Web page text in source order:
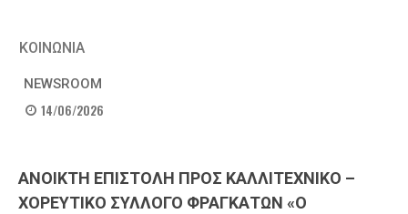
ΚΟΙΝΩΝΙΑ
NEWSROOM
14/06/2026
ΑΝΟΙΚΤΗ ΕΠΙΣΤΟΛΗ ΠΡΟΣ ΚΑΛΛΙΤΕΧΝΙΚΟ –
ΧΟΡΕΥΤΙΚΟ ΣΥΛΛΟΓΟ ΦΡΑΓΚΑΤΩΝ «Ο